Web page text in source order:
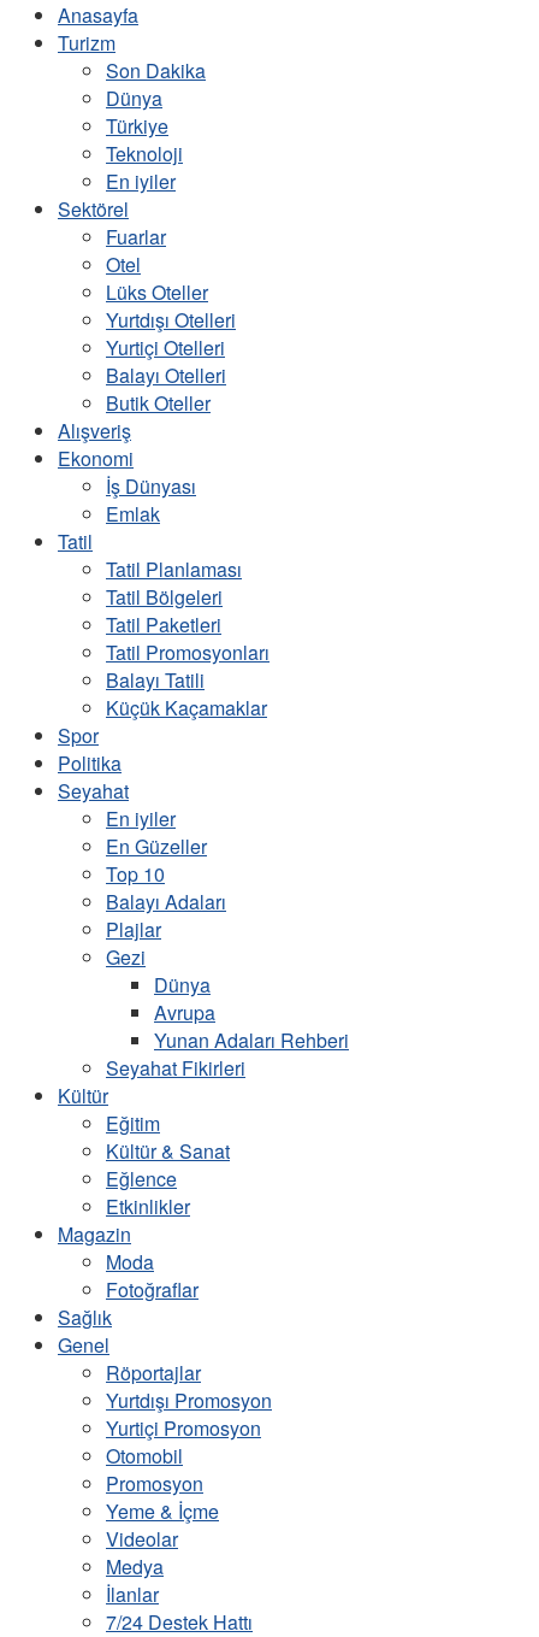
Anasayfa
Turizm
Son Dakika
Dünya
Türkiye
Teknoloji
En iyiler
Sektörel
Fuarlar
Otel
Lüks Oteller
Yurtdışı Otelleri
Yurtiçi Otelleri
Balayı Otelleri
Butik Oteller
Alışveriş
Ekonomi
İş Dünyası
Emlak
Tatil
Tatil Planlaması
Tatil Bölgeleri
Tatil Paketleri
Tatil Promosyonları
Balayı Tatili
Küçük Kaçamaklar
Spor
Politika
Seyahat
En iyiler
En Güzeller
Top 10
Balayı Adaları
Plajlar
Gezi
Dünya
Avrupa
Yunan Adaları Rehberi
Seyahat Fikirleri
Kültür
Eğitim
Kültür & Sanat
Eğlence
Etkinlikler
Magazin
Moda
Fotoğraflar
Sağlık
Genel
Röportajlar
Yurtdışı Promosyon
Yurtiçi Promosyon
Otomobil
Promosyon
Yeme & İçme
Videolar
Medya
İlanlar
7/24 Destek Hattı